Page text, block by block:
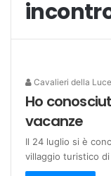
Cavalieri della Luce
Ho
vacanze
Il 24 luglio si è
villaggio turistico